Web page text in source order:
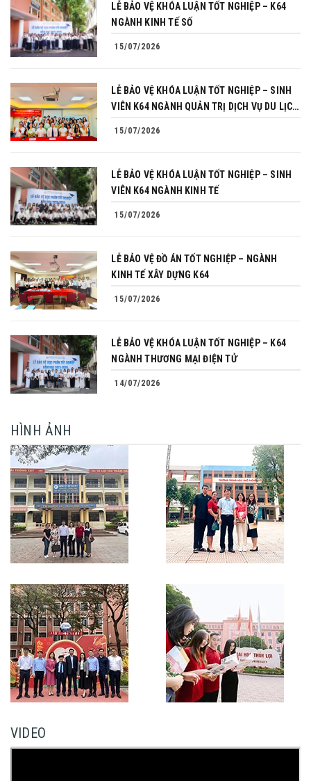
LỄ BẢO VỆ KHÓA LUẬN TỐT NGHIỆP – K64
NGÀNH KINH TẾ SỐ
15/07/2026
LỄ BẢO VỆ KHÓA LUẬN TỐT NGHIỆP – SINH
VIÊN K64 NGÀNH QUẢN TRỊ DỊCH VỤ DU LỊCH
15/07/2026
LỄ BẢO VỆ KHÓA LUẬN TỐT NGHIỆP – SINH
VIÊN K64 NGÀNH KINH TẾ
15/07/2026
LỄ BẢO VỆ ĐỒ ÁN TỐT NGHIỆP – NGÀNH
KINH TẾ XÂY DỰNG K64
15/07/2026
LỄ BẢO VỆ KHÓA LUẬN TỐT NGHIỆP – K64
NGÀNH THƯƠNG MẠI ĐIỆN TỬ
14/07/2026
HÌNH ẢNH
VIDEO